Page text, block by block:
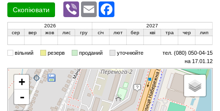
Скопіювати
Viber Email
2026
2027
сер
вер жов лис гру січ лют бер кві тра чер лип
вільний резерв проданий уточнюйте
тел. (080) 050-04-15
на 17.01.12
+
-